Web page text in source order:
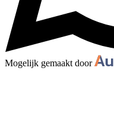
Mogelijk gemaakt door